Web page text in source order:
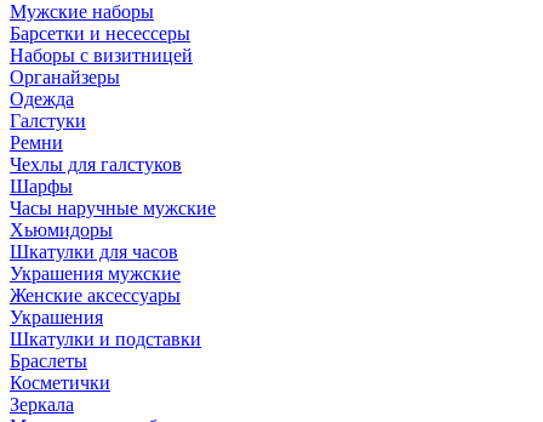
Мужские наборы
Барсетки и несессеры
Наборы с визитницей
Органайзеры
Одежда
Галстуки
Ремни
Чехлы для галстуков
Шарфы
Часы наручные мужские
Хьюмидоры
Шкатулки для часов
Украшения мужские
Женские аксессуары
Украшения
Шкатулки и подставки
Браслеты
Косметички
Зеркала